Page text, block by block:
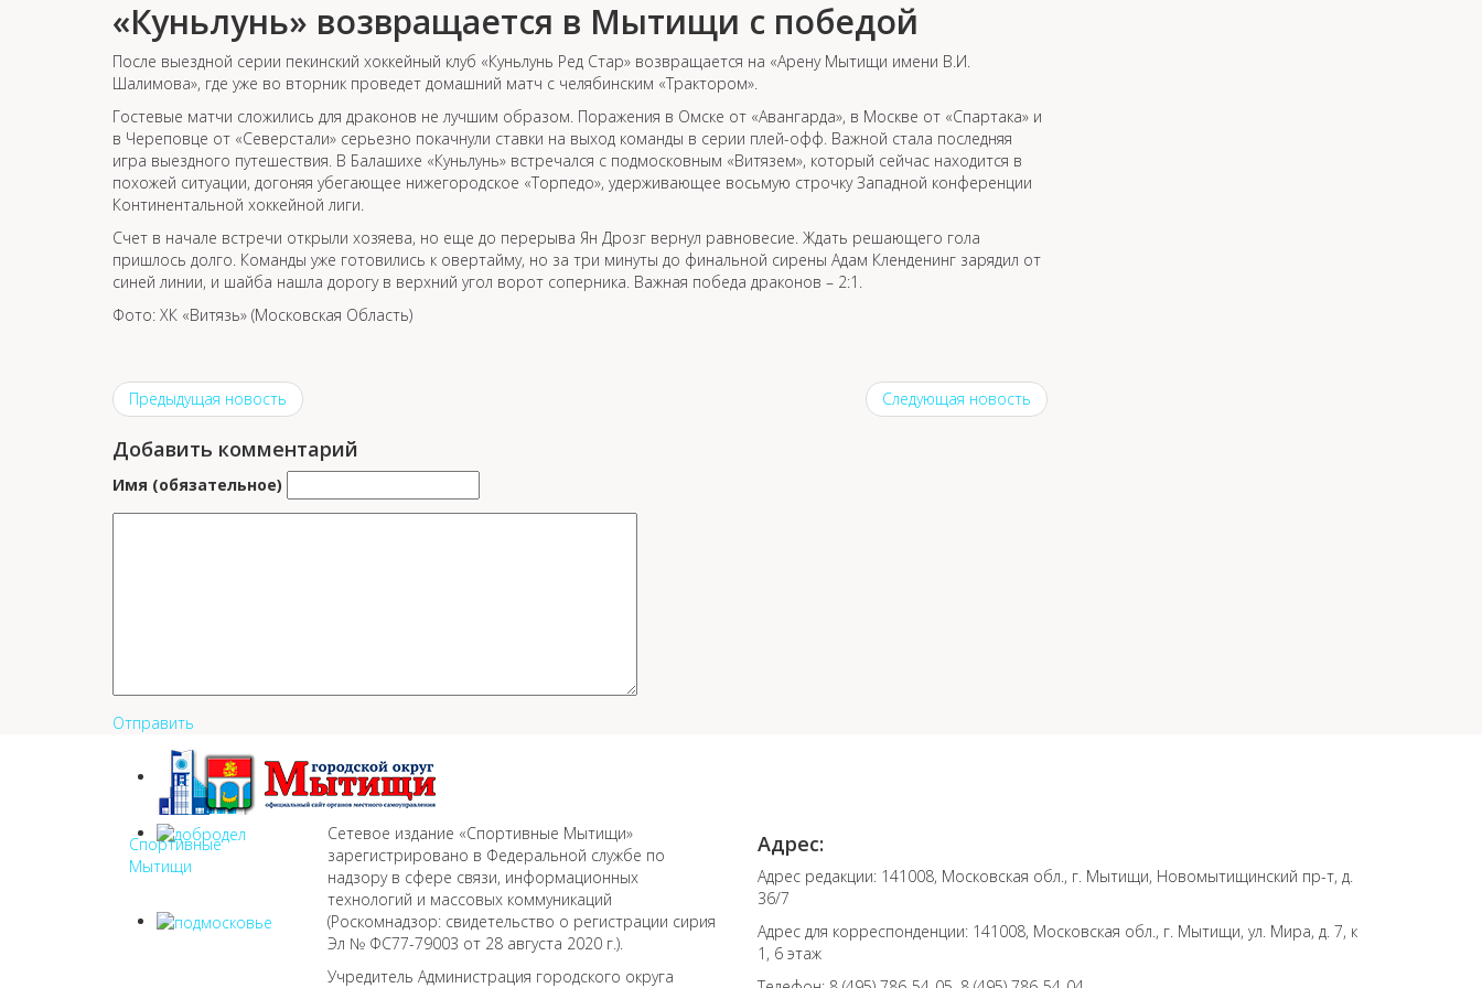
«Куньлунь» возвращается в Мытищи с победой
После выездной серии пекинский хоккейный клуб «Куньлунь Ред Стар» возвращается на «Арену Мытищи имени В.И.
Шалимова», где уже во вторник проведет домашний матч с челябинским «Трактором».
Гостевые матчи сложились для драконов не лучшим образом. Поражения в Омске от «Авангарда», в Москве от «Спартака» и
в Череповце от «Северстали» серьезно покачнули ставки на выход команды в серии плей-офф. Важной стала последняя
игра выездного путешествия. В Балашихе «Куньлунь» встречался с подмосковным «Витязем», который сейчас находится в
похожей ситуации, догоняя убегающее нижегородское «Торпедо», удерживающее восьмую строчку Западной конференции
Континентальной хоккейной лиги.
Счет в начале встречи открыли хозяева, но еще до перерыва Ян Дрозг вернул равновесие. Ждать решающего гола
пришлось долго. Команды уже готовились к овертайму, но за три минуты до финальной сирены Адам Кленденинг зарядил от
синей линии, и шайба нашла дорогу в верхний угол ворот соперника. Важная победа драконов – 2:1.
Фото: ХК «Витязь» (Московская Область)
Предыдущая новость Следующая новость
Добавить комментарий
Имя (обязательное)
Отправить
Спортивные
Мытищи
Сетевое издание «Спортивные Мытищи»
зарегистрировано в Федеральной службе по
надзору в сфере связи, информационных
технологий и массовых коммуникаций
(Роскомнадзор: свидетельство о регистрации сирия
Эл № ФС77-79003 от 28 августа 2020 г.).
Учредитель Администрация городского округа
Адрес:
Адрес редакции: 141008, Московская обл., г. Мытищи, Новомытищинский пр-т, д.
36/7
Адрес для корреспонденции: 141008, Московская обл., г. Мытищи, ул. Мира, д. 7, к
1, 6 этаж